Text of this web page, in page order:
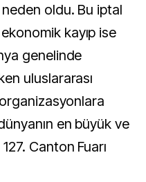
oldu. Bu iptal
kayıp ise
genelinde
uluslararası
en büyük ve
Canton Fuarı